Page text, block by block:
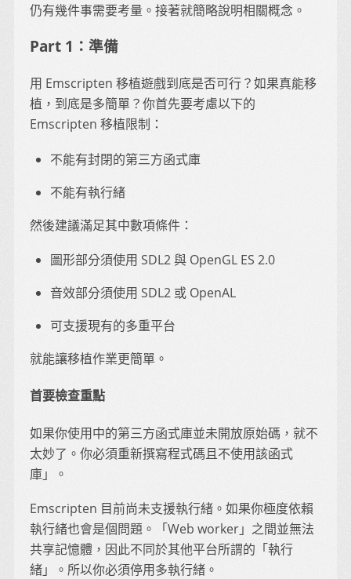
仍有幾件事需要考量。接著就簡略說明相關概念。
Part 1：準備
用 Emscripten 移植遊戲到底是否可行？如果真能移
植，到底是多簡單？你首先要考慮以下的
Emscripten 移植限制：
不能有封閉的第三方函式庫
不能有執行緒
然後建議滿足其中數項條件：
圖形部分須使用 SDL2 與 OpenGL ES 2.0
音效部分須使用 SDL2 或 OpenAL
可支援現有的多重平台
就能讓移植作業更簡單。
首要檢查重點
如果你使用中的第三方函式庫並未開放原始碼，就不
太妙了。你必須重新撰寫程式碼且不使用該函式
庫」。
Emscripten 目前尚未支援執行緒。如果你極度依賴
執行緒也會是個問題。「Web worker」之間並無法
共享記憶體，因此不同於其他平台所謂的「執行
緒」。所以你必須停用多執行緒。